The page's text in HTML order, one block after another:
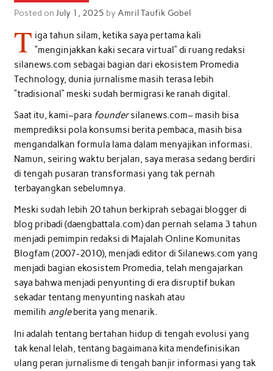
Posted on July 1, 2025 by Amril Taufik Gobel
T iga tahun silam, ketika saya pertama kali
“menginjakkan kaki secara virtual” di ruang redaksi
silanews.com sebagai bagian dari ekosistem Promedia
Technology, dunia jurnalisme masih terasa lebih
“tradisional” meski sudah bermigrasi ke ranah digital.
Saat itu, kami–para foundersilanews.com– masih bisa
memprediksi pola konsumsi berita pembaca, masih bisa
mengandalkan formula lama dalam menyajikan informasi.
Namun, seiring waktu berjalan, saya merasa sedang berdiri
di tengah pusaran transformasi yang tak pernah
terbayangkan sebelumnya.
Meski sudah lebih 20 tahun berkiprah sebagai blogger di
blog pribadi (daengbattala.com) dan pernah selama 3 tahun
menjadi pemimpin redaksi di Majalah Online Komunitas
Blogfam (2007-2010), menjadi editor di Silanews.com yang
menjadi bagian ekosistem Promedia, telah mengajarkan
saya bahwa menjadi penyunting di era disruptif bukan
sekadar tentang menyunting naskah atau
memilih angleberita yang menarik.
Ini adalah tentang bertahan hidup di tengah evolusi yang
tak kenal lelah, tentang bagaimana kita mendefinisikan
ulang peran jurnalisme di tengah banjir informasi yang tak